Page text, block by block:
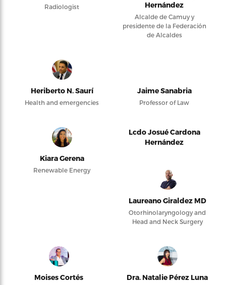
Radiologist
Hernández
Alcalde de Camuy y
presidente de la Federación
de Alcaldes
Heriberto N. Saurí
Health and emergencies
Jaime Sanabria
Professor of Law
Kiara Gerena
Renewable Energy
Lcdo Josué Cardona
Hernández
Laureano Giraldez MD
Otorhinolaryngology and
Head and Neck Surgery
Moises Cortés Dra. Natalie Pérez Luna